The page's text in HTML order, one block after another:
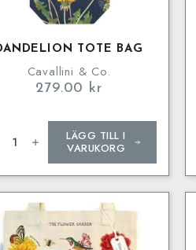
TOTE BAG
Cavallini & Co.
279.00 kr
LÄGG TILL I
VARUKORG